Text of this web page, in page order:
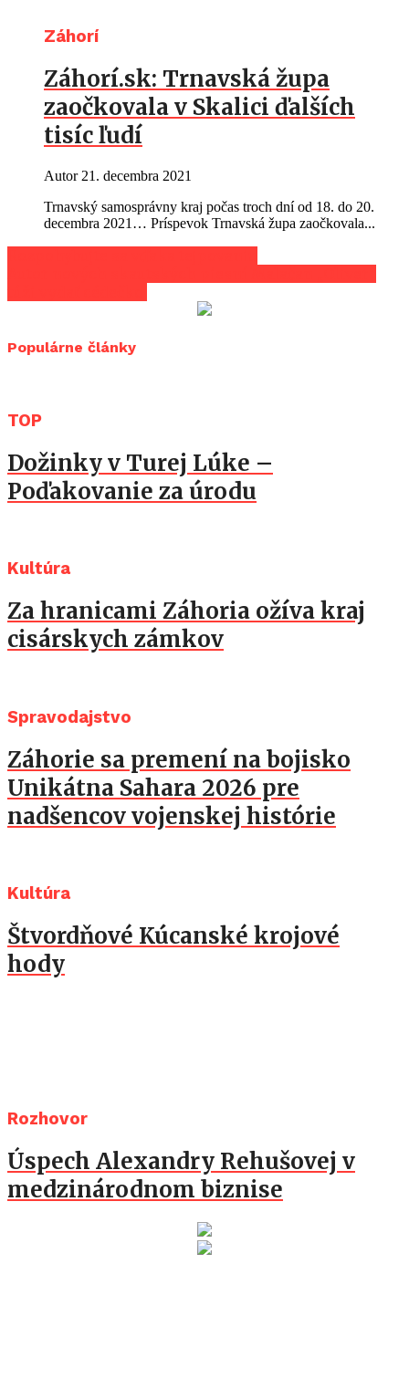
Záhorí
Záhorí.sk: Trnavská župa
zaočkovala v Skalici ďalších
tisíc ľudí
Autor 21. decembra 2021
Trnavský samosprávny kraj počas troch dní od 18. do 20.
decembra 2021… Príspevok Trnavská župa zaočkovala...
Populárne články
TOP
Dožinky v Turej Lúke –
Poďakovanie za úrodu
Kultúra
Za hranicami Záhoria ožíva kraj
cisárskych zámkov
Spravodajstvo
Záhorie sa premení na bojisko
Unikátna Sahara 2026 pre
nadšencov vojenskej histórie
Kultúra
Štvordňové Kúcanské krojové
hody
Rozhovor
Úspech Alexandry Rehušovej v
medzinárodnom biznise